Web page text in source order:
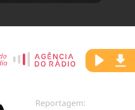
Reportagem: